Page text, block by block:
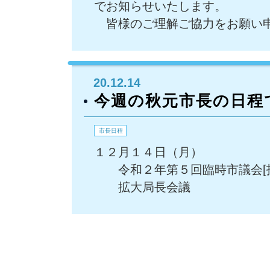
でお知らせいたします。
皆様のご理解ご協力をお願い
20.12.14
今週の秋元市長の日程
市長日程
１２月１４日（月）
令和２年第５回臨時市議会[
拡大局長会議